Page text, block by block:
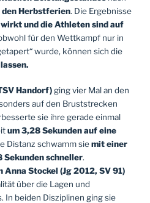
Herbstferien. Die Ergebnisse
und die Athleten sind auf
für den Wettkampf nur in
wurde, können sich die
Handorf) ging vier Mal an den
auf den Bruststrecken
sie ihre gerade einmal
um 3,28 Sekunden auf eine
Distanz schwamm siemit einer
Sekunden schneller.
Stockel (Jg 2012, SV 91)
über die Lagen und
In beiden Disziplinen ging sie